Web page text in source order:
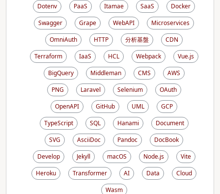
Dotenv
PaaS Itamae SaaS
Docker
Swagger
Grape WebAPI
Microservices
OmniAuth
HTTP 分析基盤
CDN
Terraform
IaaS HCL Webpack
Vue.js
BigQuery
Middleman CMS
AWS
PNG
Laravel Selenium
OAuth
OpenAPI
GitHub UML
GCP
TypeScript
SQL Hanami
Document
SVG
AsciiDoc Pandoc
DocBook
Develop
Jekyll macOS Node.js
Vite
Heroku
Transformer AI Data
Cloud
Wasm